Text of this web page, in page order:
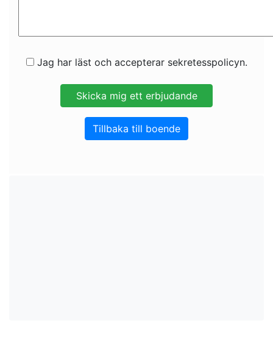
Jag har läst och accepterar sekretesspolicyn.
Tillbaka till boende